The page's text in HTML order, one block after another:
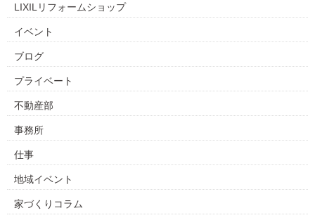
LIXILリフォームショップ
イベント
ブログ
プライベート
不動産部
事務所
仕事
地域イベント
家づくりコラム